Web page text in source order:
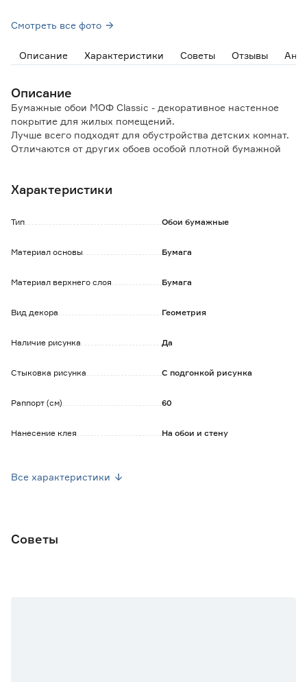
Смотреть все фото
Описание Характеристики Советы Отзывы
Описание
Бумажные обои МОФ Classic - декоративное настенное
покрытие для жилых помещений.
Лучше всего подходят для обустройства детских комнат.
Отличаются от других обоев особой плотной бумажной
Не выгорают под солнечными лучами.
Использовать специальный клей для бумажных обоев.
Характеристики
Тип Обои бумажные
Материал основы Бумага
Материал верхнего слоя Бумага
Вид декора Геометрия
Наличие рисунка Да
Стыковка рисунка С подгонкой рисунка
Раппорт (см) 60
Нанесение клея На обои и стену
Все характеристики
Советы